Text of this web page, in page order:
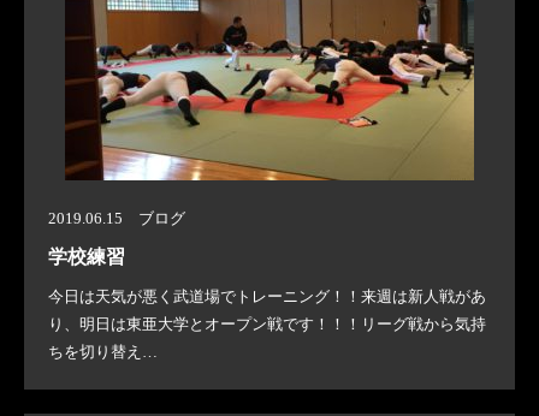
2019.06.15 ブログ
学校練習
今日は天気が悪く武道場でトレーニング！！来週は新人戦があ
り、明日は東亜大学とオープン戦です！！！リーグ戦から気持
ちを切り替え…